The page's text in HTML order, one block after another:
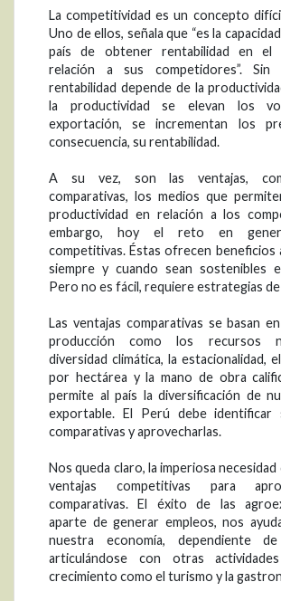
La competitividad es un concepto
Uno de ellos, señala que “es la
país de obtener rentabilidad en el
relación a sus competidores”. Sin
rentabilidad depende de la
la productividad se elevan los
exportación, se incrementan los
consecuencia, su rentabilidad.
A su vez, son las ventajas,
comparativas, los medios que
productividad en relación a los
embargo, hoy el reto en
competitivas. Éstas ofrecen beneficios
siempre y cuando sean sostenibles
Pero no es fácil, requiere estrategias
Las ventajas comparativas se basan
producción como los recursos
diversidad climática, la estacionalidad,
por hectárea y la mano de obra
permite al país la diversificación de
exportable. El Perú debe identificar
comparativas y aprovecharlas.
Nos queda claro, la imperiosa necesidad
ventajas competitivas para
comparativas. El éxito de las
aparte de generar empleos, nos
nuestra economía, dependiente
articulándose con otras
crecimiento como el turismo y la